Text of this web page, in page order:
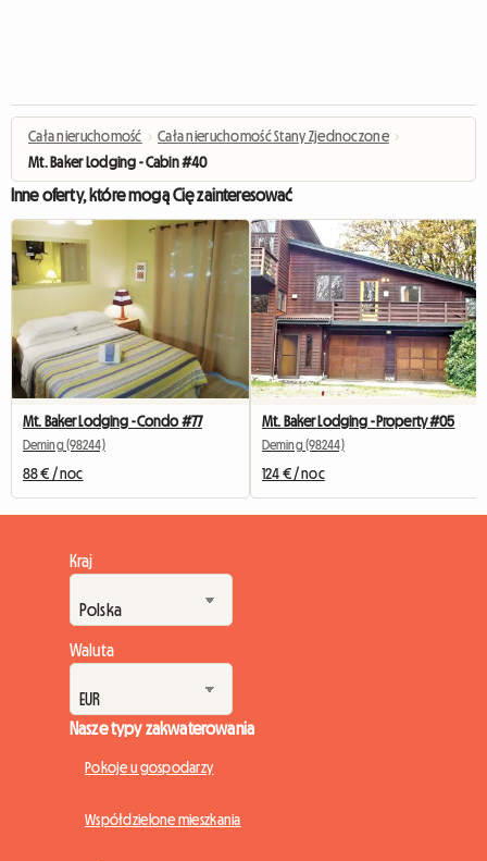
Cała nieruchomość › Cała nieruchomość Stany Zjednoczone ›
Mt. Baker Lodging - Cabin #40
Inne oferty, które mogą Cię zainteresować
Mt. Baker Lodging - Condo #77
Deming (98244)
88 € / noc
Mt. Baker Lodging - Property #05
Deming (98244)
124 € / noc
Kraj
Waluta
Nasze typy zakwaterowania
Pokoje u gospodarzy
Współdzielone mieszkania